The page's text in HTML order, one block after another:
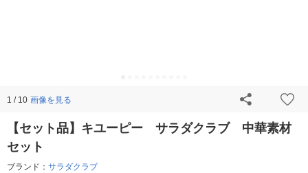
1 / 10 画像を見る
【セット品】キユーピー サラダクラブ 中華素材
セット
ブランド： サラダクラブ